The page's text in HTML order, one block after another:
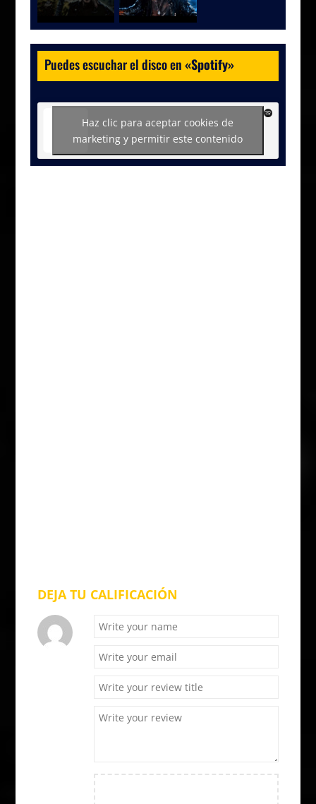
Puedes escuchar el disco en«Spotify»
Haz clic para aceptar cookies de
marketing y permitir este contenido
DEJA TU CALIFICACIÓN